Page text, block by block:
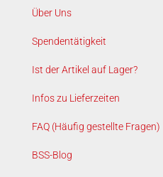
Über Uns
Spendentätigkeit
Ist der Artikel auf Lager?
Infos zu Lieferzeiten
FAQ (Häufig gestellte Fragen)
BSS-Blog